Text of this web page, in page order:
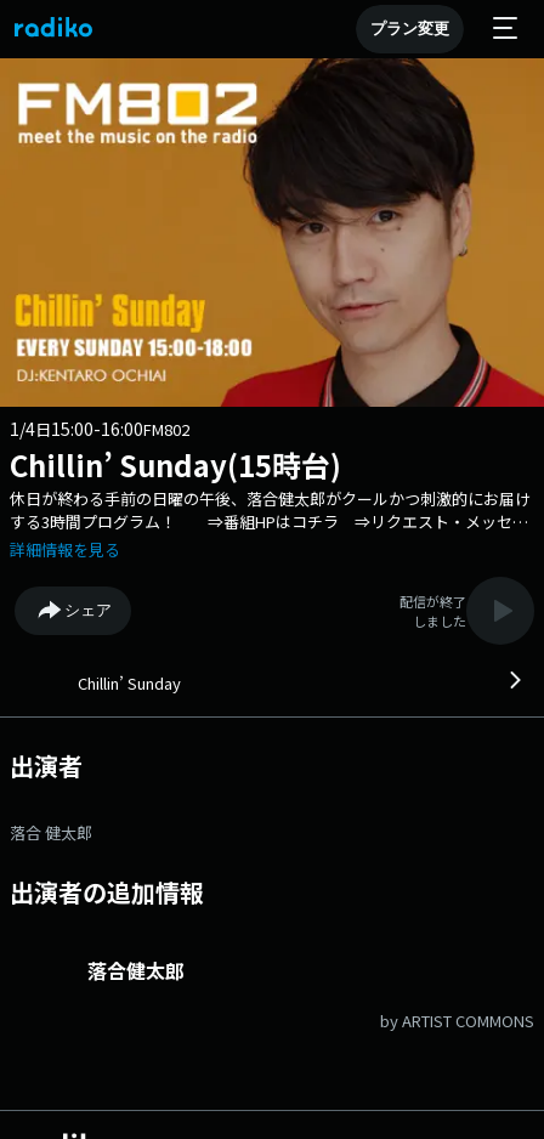
プラン変更
1/4日15:00-16:00FM802
Chillin’ Sunday(15時台)
休日が終わる手前の日曜の午後、落合健太郎がクールかつ刺激的にお届け
する3時間プログラム！ ⇒番組HPはコチラ ⇒リクエスト・メッセー
ジはコチラ ⇒twitterハッシュタグは「#fm802」 ⇒twitterアカウント
詳細情報を見る
シェア
配信が終了
しました
Chillin’ Sunday
出演者
落合 健太郎
出演者の追加情報
落合健太郎
by ARTIST COMMONS